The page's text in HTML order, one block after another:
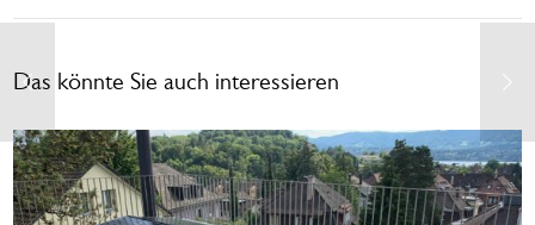
Das könnte Sie auch interessieren